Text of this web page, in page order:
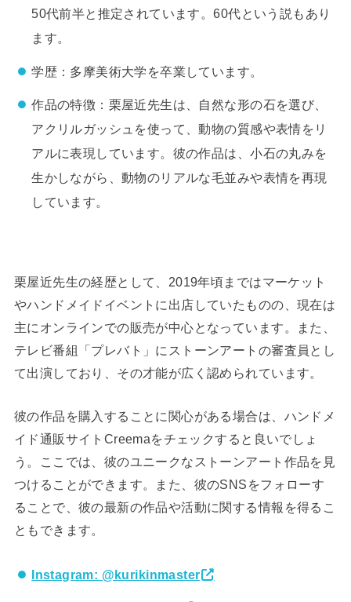
50代前半と推定されています。60代という説もあり
ます。
学歴：多摩美術大学を卒業しています。
作品の特徴：栗屋近先生は、自然な形の石を選び、
アクリルガッシュを使って、動物の質感や表情をリ
アルに表現しています。彼の作品は、小石の丸みを
生かしながら、動物のリアルな毛並みや表情を再現
しています。
栗屋近先生の経歴として、2019年頃まではマーケット
やハンドメイドイベントに出店していたものの、現在は
主にオンラインでの販売が中心となっています。また、
テレビ番組「プレバト」にストーンアートの審査員とし
て出演しており、その才能が広く認められています。
彼の作品を購入することに関心がある場合は、ハンドメ
イド通販サイトCreemaをチェックすると良いでしょ
う。ここでは、彼のユニークなストーンアート作品を見
つけることができます。また、彼のSNSをフォローす
ることで、彼の最新の作品や活動に関する情報を得るこ
ともできます。
Instagram: @kurikinmaster